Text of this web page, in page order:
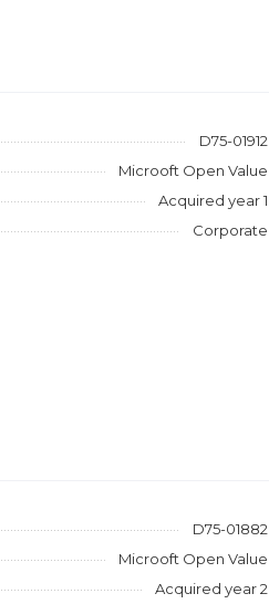
D75-01912
Microoft Open Value
Acquired year 1
Corporate
D75-01882
Microoft Open Value
Acquired year 2